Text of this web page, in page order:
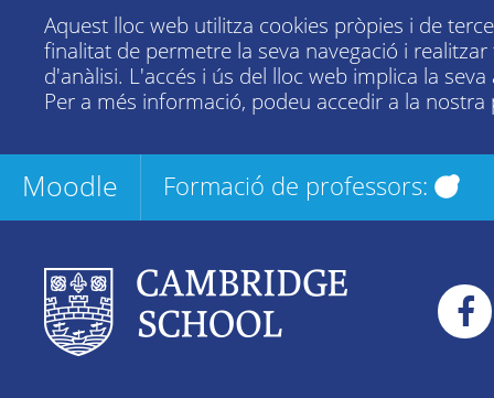
Aquest lloc web utilitza cookies pròpies i de
finalitat de permetre la seva navegació i realitzar
d'anàlisi. L'accés i ús del lloc web implica la seva
Per a més informació, podeu accedir a la nostra
Moodle Formació de professors: